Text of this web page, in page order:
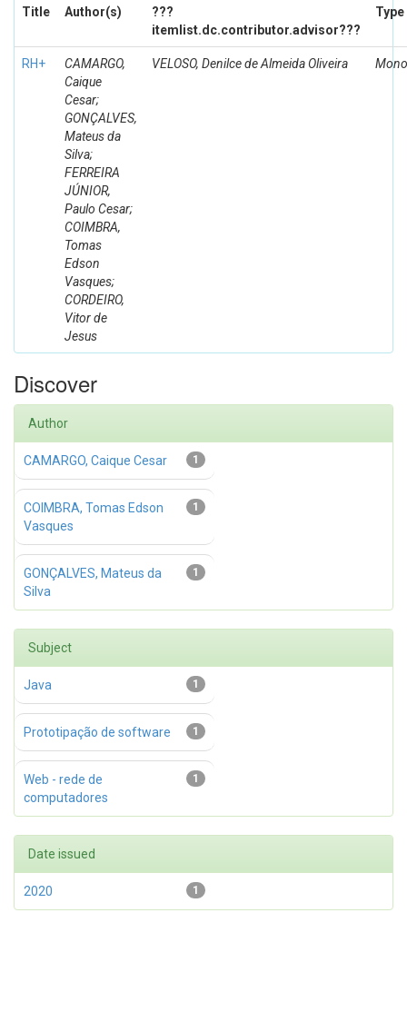
Title Author(s)
???
itemlist.dc.contributor.advisor???
Type
RH+
CAMARGO,
Caique
Cesar;
GONÇALVES,
Mateus da
Silva;
FERREIRA
JÚNIOR,
Paulo Cesar;
COIMBRA,
Tomas
Edson
Vasques;
CORDEIRO,
Vitor de
Jesus
VELOSO, Denilce de Almeida Oliveira
Discover
Author
1
CAMARGO, Caique Cesar
1
COIMBRA, Tomas Edson
Vasques
1
GONÇALVES, Mateus da
Silva
Subject
1
Java
1
Prototipação de software
1
Web - rede de
computadores
Date issued
1
2020